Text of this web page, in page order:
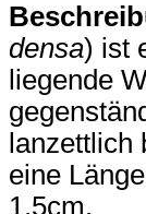
densa) ist
liegende
eine
1,5cm.